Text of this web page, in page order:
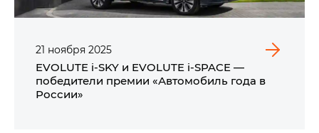
21 ноября 2025
EVOLUTE i‑SKY и EVOLUTE i‑SPACE —
победители премии «Автомобиль года в
России»